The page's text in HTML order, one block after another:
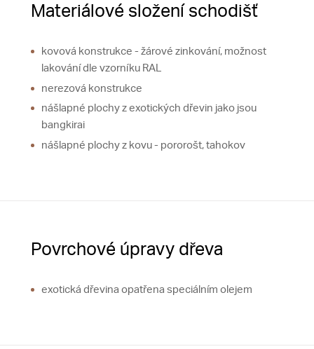
Materiálové složení schodišť
kovová konstrukce - žárové zinkování, možnost
lakování dle vzorníku RAL
nerezová konstrukce
nášlapné plochy z exotických dřevin jako jsou
bangkirai
nášlapné plochy z kovu - pororošt, tahokov
Povrchové úpravy dřeva
exotická dřevina opatřena speciálním olejem